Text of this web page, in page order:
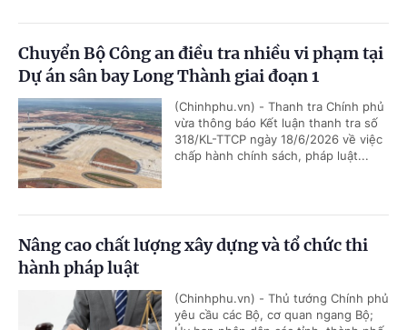
Chuyển Bộ Công an điều tra nhiều vi phạm tại
Dự án sân bay Long Thành giai đoạn 1
(Chinhphu.vn) - Thanh tra Chính phủ
vừa thông báo Kết luận thanh tra số
318/KL-TTCP ngày 18/6/2026 về việc
chấp hành chính sách, pháp luật...
Nâng cao chất lượng xây dựng và tổ chức thi
hành pháp luật
(Chinhphu.vn) - Thủ tướng Chính phủ
yêu cầu các Bộ, cơ quan ngang Bộ;